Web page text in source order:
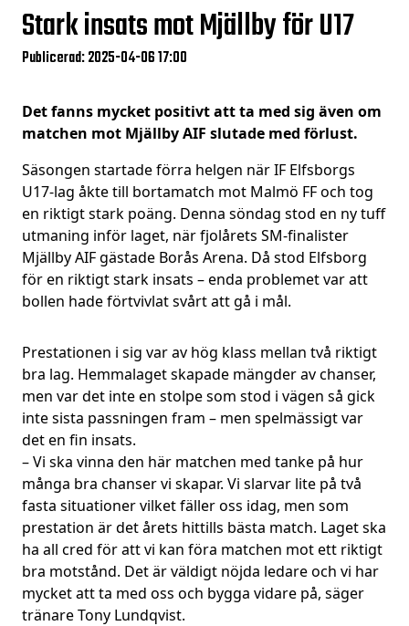
Stark insats mot Mjällby för U17
Publicerad: 2025-04-06 17:00
Det fanns mycket positivt att ta med sig även om
matchen mot Mjällby AIF slutade med förlust.
Säsongen startade förra helgen när IF Elfsborgs
U17-lag åkte till bortamatch mot Malmö FF och tog
en riktigt stark poäng. Denna söndag stod en ny tuff
utmaning inför laget, när fjolårets SM-finalister
Mjällby AIF gästade Borås Arena. Då stod Elfsborg
för en riktigt stark insats – enda problemet var att
bollen hade förtvivlat svårt att gå i mål.
Prestationen i sig var av hög klass mellan två riktigt
bra lag. Hemmalaget skapade mängder av chanser,
men var det inte en stolpe som stod i vägen så gick
inte sista passningen fram – men spelmässigt var
det en fin insats.
– Vi ska vinna den här matchen med tanke på hur
många bra chanser vi skapar. Vi slarvar lite på två
fasta situationer vilket fäller oss idag, men som
prestation är det årets hittills bästa match. Laget ska
ha all cred för att vi kan föra matchen mot ett riktigt
bra motstånd. Det är väldigt nöjda ledare och vi har
mycket att ta med oss och bygga vidare på, säger
tränare Tony Lundqvist.